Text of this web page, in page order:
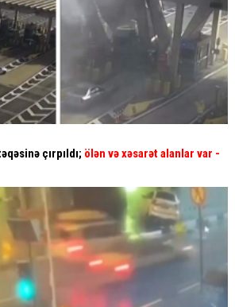
çırpıldı; ölən və xəsarət alanlar var -